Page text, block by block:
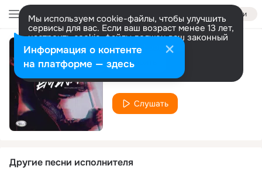
Войти
Мы используем cookie-файлы, чтобы улучшить
сервисы для вас. Если ваш возраст менее 13 лет,
настроить cookie-файлы должен ваш законный
представитель. Больше информации
Разрешить все Настроить
Nedostaješ
EMINA
Слушать
Другие песни исполнителя
Информация о контенте
на платформе — здесь